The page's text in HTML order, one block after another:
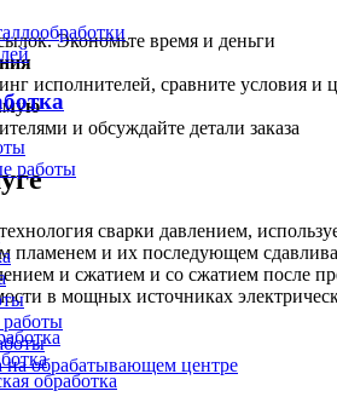
работы
на обрабатывающем центре
Экономьте время и деньги
исполнителей, сравните условия и
и обсуждайте детали заказа
сварки давлением,
пламенем и их последующем
и сжатием и со сжатием после
в мощных источниках
обработка